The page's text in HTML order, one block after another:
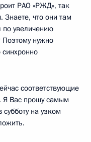
РАО «РЖД», так
Знаете, что они там
по увеличению
Поэтому нужно
соответствующие
Я Вас прошу самым
на узком